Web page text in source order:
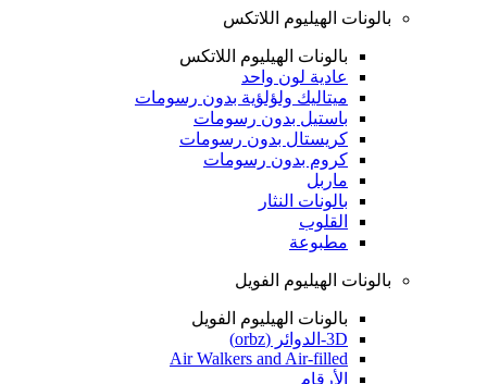
بالونات الهيليوم اللاتكس
بالونات الهيليوم اللاتكس
عادية لون واحد
ميتاليك ولؤلؤية بدون رسومات
باستيل بدون رسومات
كريستال بدون رسومات
كروم بدون رسومات
ماربل
بالونات النثار
القلوب
مطبوعة
بالونات الهيليوم الفويل
بالونات الهيليوم الفويل
3D-الدوائر (orbz)
Air Walkers and Air-filled
الأرقام